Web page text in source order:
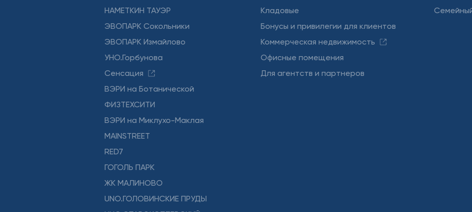
НАМЕТКИН ТАУЭР
ЭВОПАРК Сокольники
ЭВОПАРК Измайлово
УНО.Горбунова
Сенсация
ВЭРИ на Ботанической
ФИЗТЕХСИТИ
ВЭРИ на Миклухо-Маклая
MAINSTREET
RED7
ГОГОЛЬ ПАРК
ЖК МАЛИНОВО
UNO.ГОЛОВИНСКИЕ ПРУДЫ
Кладовые
Бонусы и привилегии для клиентов
Коммерческая недвижимость
Офисные помещения
Для агентств и партнеров